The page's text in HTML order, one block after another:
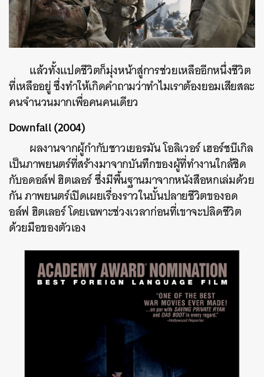
แล้วทั้งแปดชีวิตก็มุ่งหน้าสู่การช่วยเหลืออีกหนึ่งชีวิต
ที่เหลืออยู่ ซึ่งทำให้เกิดคำถามว่าทำไมเราต้องยอมเสียสละ
คนจำนวนมากเพื่อคนคนเดียว
Downfall (2004)
ผลงานจากผู้กำกับชาวเยอรมัน โอลิเวอร์ เฮอร์ชบีเกิล
เป็นภาพยนตร์ที่สร้างมาจากบันทึกของผู้ที่ทำงานใกล้ชิด
กับอดอล์ฟ ฮิตเลอร์ ซึ่งมีพื้นฐานมาจากหนังสือหกเล่มด้วย
กัน ภาพยนตร์เปิดเผยเรื่องราวในบั้นปลายชีวิตของอด
อล์ฟ ฮิตเลอร์ โดยเฉพาะช่วงเวลาก่อนที่เขาจะปลิดชีวิต
ด้วยมือของตัวเอง